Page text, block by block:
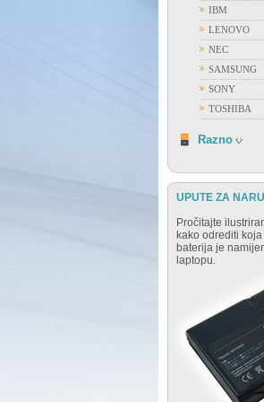
IBM
LENOVO
NEC
SAMSUNG
SONY
TOSHIBA
Razno
UPUTE ZA
Pročitajte
kako odrediti
baterija je
laptopu.